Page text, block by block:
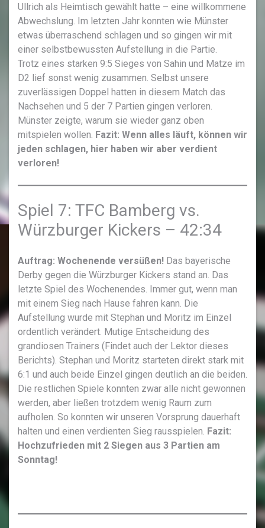
Ullrich als Heimtisch gewählt hatte – eine willkommene
Abwechslung. Im letzten Jahr konnten wie Münster
etwas überraschend schlagen und so gingen wir mit
einer selbstbewussten Aufstellung in die Partie.
Trotz eines starken 9:5 Sieges von Sahin und Matze im
D2 lief sonst wenig zusammen. Selbst unsere
zuverlässigen Doppel hatten in diesem Match das
Nachsehen und 5 der 7 Partien gingen verloren.
Münster zeigte, warum sie wieder ganz oben
mitspielen wollen. Fazit: Wenn alles läuft, können wir
jeden schlagen, hier haben wir aber verdient
verloren!
Spiel 7: TFC Bamberg vs.
Würzburger Kickers – 42:34
Auftrag: Wochenende versüßen! Das bayerische
Derby gegen die Würzburger Kickers stand an. Das
letzte Spiel des Wochenendes. Immer gut, wenn man
mit einem Sieg nach Hause fahren kann. Die
Aufstellung wurde mit Stephan und Moritz im Einzel
ordentlich verändert. Mutige Entscheidung des
grandiosen Trainers (Findet auch der Lektor dieses
Berichts). Stephan und Moritz starteten direkt stark mit
6:1 und auch beide Einzel gingen deutlich an die beiden.
Die restlichen Spiele konnten zwar alle nicht gewonnen
werden, aber ließen trotzdem wenig Raum zum
aufholen. So konnten wir unseren Vorsprung dauerhaft
halten und einen verdienten Sieg rausspielen. Fazit:
Hochzufrieden mit 2 Siegen aus 3 Partien am
Sonntag!